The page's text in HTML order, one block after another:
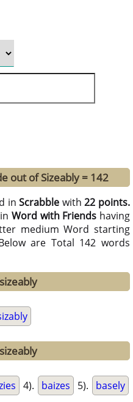
out of Sizeably = 142
inScrabble with22 points.
inWord with Friends having
medium Word starting
are Total 142 words
4). baizes 5). basely